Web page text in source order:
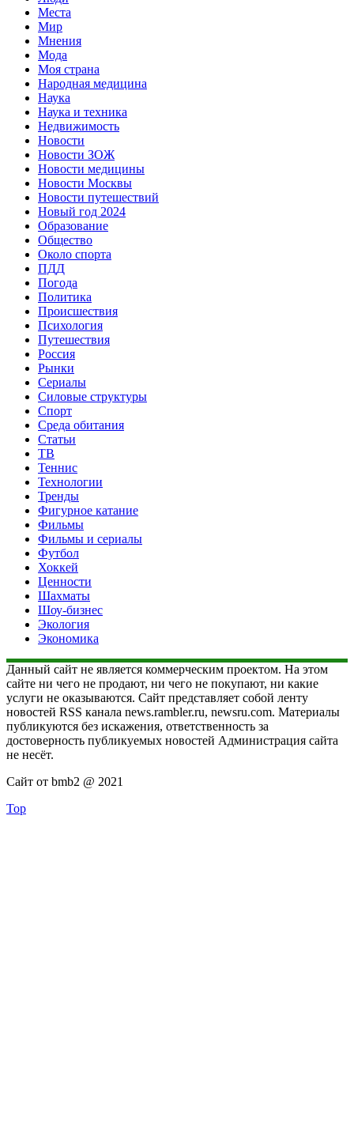
Места
Мир
Мнения
Мода
Моя страна
Народная медицина
Наука
Наука и техника
Недвижимость
Новости
Новости ЗОЖ
Новости медицины
Новости Москвы
Новости путешествий
Новый год 2024
Образование
Общество
Около спорта
ПДД
Погода
Политика
Происшествия
Психология
Путешествия
Россия
Рынки
Сериалы
Силовые структуры
Спорт
Среда обитания
Статьи
ТВ
Теннис
Технологии
Тренды
Фигурное катание
Фильмы
Фильмы и сериалы
Футбол
Хоккей
Ценности
Шахматы
Шоу-бизнес
Экология
Экономика
Данный сайт не является коммерческим проектом. На этом
сайте ни чего не продают, ни чего не покупают, ни какие
услуги не оказываются. Сайт представляет собой ленту
новостей RSS канала news.rambler.ru, newsru.com. Материалы
публикуются без искажения, ответственность за
достоверность публикуемых новостей Администрация сайта
не несёт.
Сайт от bmb2 @ 2021
Top